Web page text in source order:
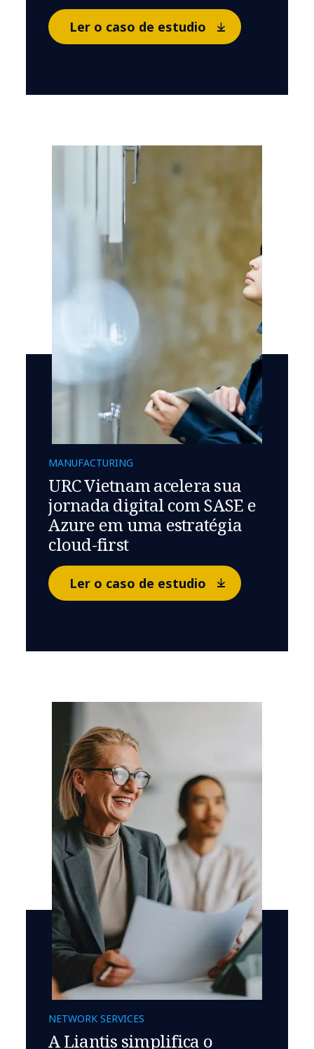
Ler o caso de estudio
MANUFACTURING
URC Vietnam acelera sua
jornada digital com SASE e
Azure em uma estratégia
cloud-first
Ler o caso de estudio
NETWORK SERVICES
A Liantis simplifica o